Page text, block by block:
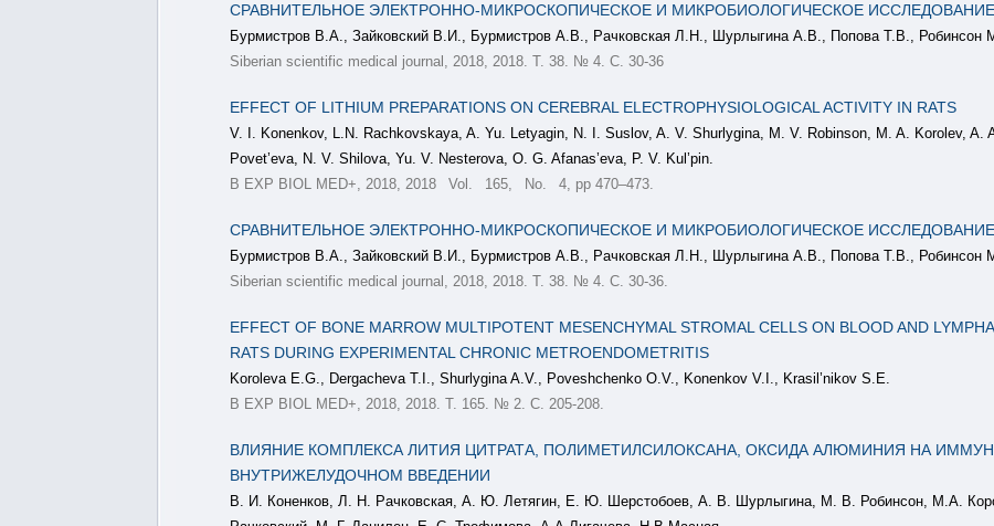
СРАВНИТЕЛЬНОЕ ЭЛЕКТРОННО-МИКРОСКОПИЧЕСКОЕ И МИКРОБИОЛОГИЧЕСКОЕ
Бурмистров В.А., Зайковский В.И., Бурмистров А.В., Рачковская Л.Н., Шурлыгина А.В., Попова Т.В.,
Siberian scientific medical journal, 2018, 2018. Т. 38. № 4. С. 30-36
EFFECT OF LITHIUM PREPARATIONS ON CEREBRAL ELECTROPHYSIOLOGICAL ACTIVITY IN RATS
V. I. Konenkov, L.N. Rachkovskaya, A. Yu. Letyagin, N. I. Suslov, A. V. Shurlygina, M. V. Robinson, M. A. Korolev,
Povet’eva, N. V. Shilova, Yu. V. Nesterova, O. G. Afanas’eva, P. V. Kul’pin.
B EXP BIOL MED+, 2018, 2018 Vol. 165, No. 4, pp 470–473.
СРАВНИТЕЛЬНОЕ ЭЛЕКТРОННО-МИКРОСКОПИЧЕСКОЕ И МИКРОБИОЛОГИЧЕСКОЕ
Бурмистров В.А., Зайковский В.И., Бурмистров А.В., Рачковская Л.Н., Шурлыгина А.В., Попова Т.В.,
Siberian scientific medical journal, 2018, 2018. Т. 38. № 4. С. 30-36.
EFFECT OF BONE MARROW MULTIPOTENT MESENCHYMAL STROMAL CELLS ON BLOOD AND
RATS DURING EXPERIMENTAL CHRONIC METROENDOMETRITIS
Koroleva E.G., Dergacheva T.I., Shurlygina A.V., Poveshchenko O.V., Konenkov V.I., Krasil’nikov S.E.
B EXP BIOL MED+, 2018, 2018. Т. 165. № 2. С. 205-208.
ВЛИЯНИЕ КОМПЛЕКСА ЛИТИЯ ЦИТРАТА, ПОЛИМЕТИЛСИЛОКСАНА, ОКСИДА АЛЮМИНИЯ НА
ВНУТРИЖЕЛУДОЧНОМ ВВЕДЕНИИ
В. И. Коненков, Л. Н. Рачковская, А. Ю. Летягин, Е. Ю. Шерстобоев, А. В. Шурлыгина, М. В. Робинсон, М.А.